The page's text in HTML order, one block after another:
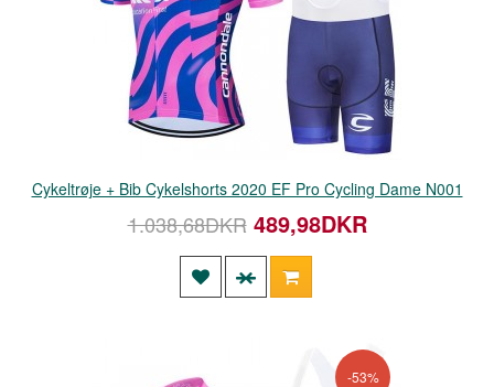
Cykeltrøje + Bib Cykelshorts 2020 EF Pro Cycling Dame N001
1.038,68DKR 489,98DKR
-53%